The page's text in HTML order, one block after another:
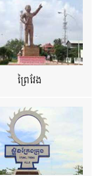
ព្រៃវែង